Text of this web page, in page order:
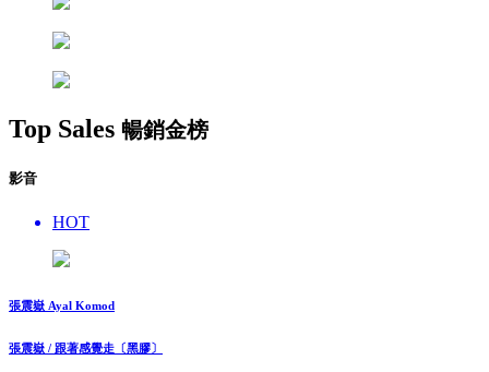
Top Sales 暢銷金榜
影音
HOT
張震嶽 Ayal Komod
張震嶽 / 跟著感覺走〔黑膠〕